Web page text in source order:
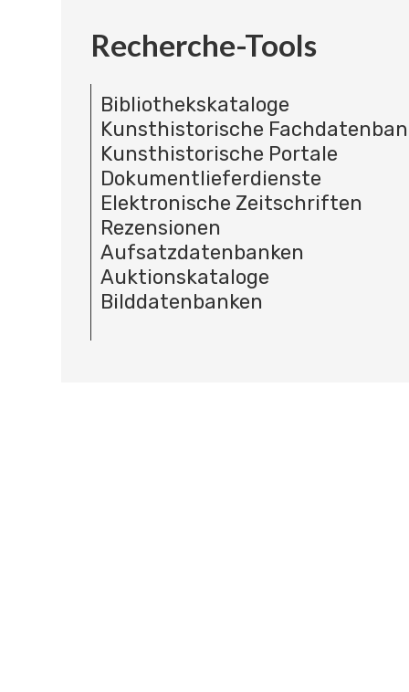
Recherche-Tools
Bibliothekskataloge
Kunsthistorische
Kunsthistorische Portale
Dokumentlieferdienste
Elektronische Zeitschriften
Rezensionen
Aufsatzdatenbanken
Auktionskataloge
Bilddatenbanken